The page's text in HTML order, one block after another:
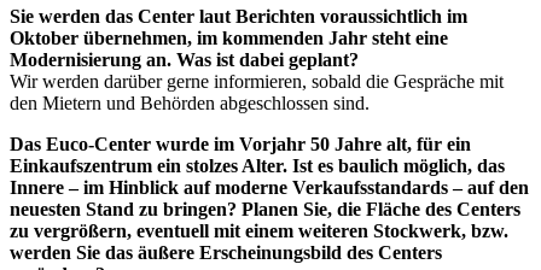
Sie werden das Center laut Berichten voraussichtlich im
Oktober übernehmen, im kommenden Jahr steht eine
Modernisierung an. Was ist dabei geplant?
Wir werden darüber gerne informieren, sobald die Gespräche mit
den Mietern und Behörden abgeschlossen sind.
Das Euco-Center wurde im Vorjahr 50 Jahre alt, für ein
Einkaufszentrum ein stolzes Alter. Ist es baulich möglich, das
Innere – im Hinblick auf moderne Verkaufsstandards ­– auf den
neuesten Stand zu bringen? Planen Sie, die Fläche des Centers
zu vergrößern, eventuell mit einem weiteren Stockwerk, bzw.
werden Sie das äußere Erscheinungsbild des Centers